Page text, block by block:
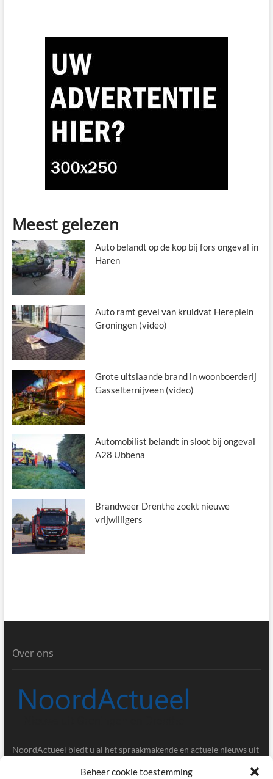
Beheer cookie toestemming
Meest gelezen
Auto belandt op de kop bij fors ongeval in
Haren
Auto ramt gevel van kruidvat Hereplein
Groningen (video)
Grote uitslaande brand in woonboerderij
Gasselternijveen (video)
Automobilist belandt in sloot bij ongeval
A28 Ubbena
Brandweer Drenthe zoekt nieuwe
vrijwilligers
Over ons
NoordActueel biedt u al het spraakmakende en actuele nieuws uit